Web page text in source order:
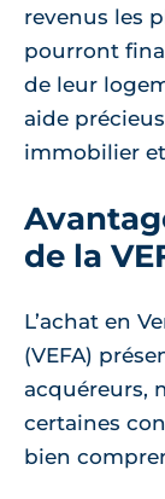
revenus les
pourront
de leur
aide
immobilier
de la
L’achat en
(VEFA)
acquéreurs,
certaines
bien